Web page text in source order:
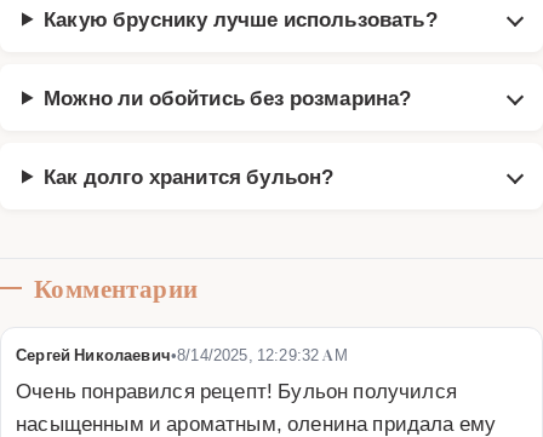
Какую бруснику лучше использовать?
Можно ли обойтись без розмарина?
Как долго хранится бульон?
Комментарии
Сергей Николаевич•8/14/2025, 12:29:32 AM
Очень понравился рецепт! Бульон получился
насыщенным и ароматным, оленина придала ему